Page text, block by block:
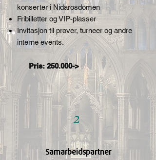
konserter i Nidarosdomen
Fribilletter og VIP-plasser
Invitasjon til prøver, turneer og andre
interne events.
Pris: 250.000->
2
Samarbeidspartner